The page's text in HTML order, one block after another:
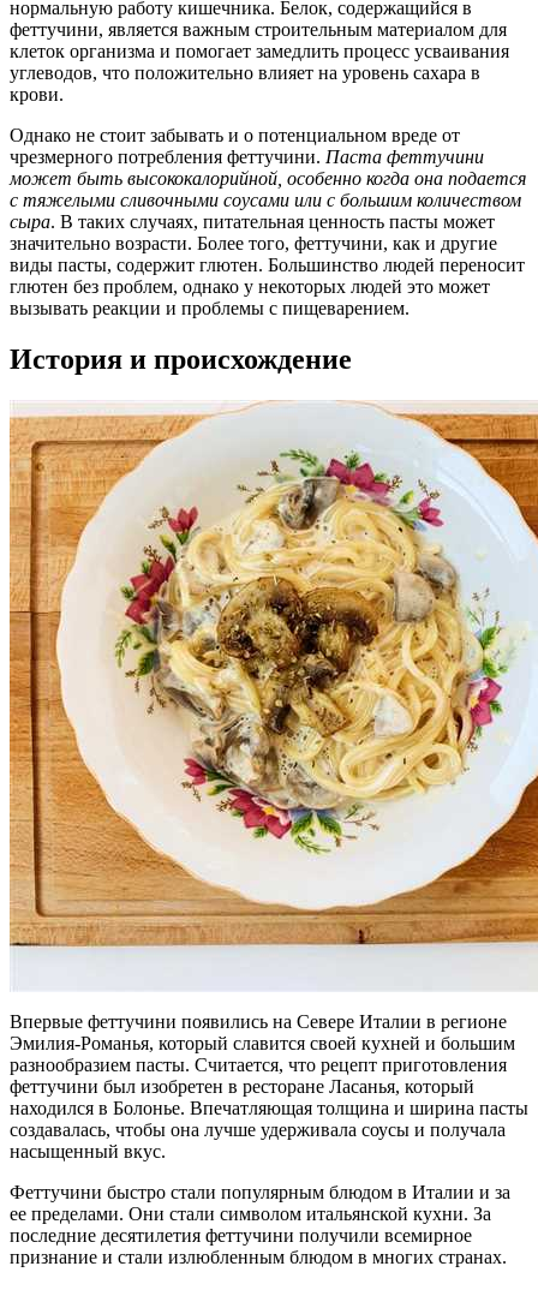
нормальную работу кишечника. Белок, содержащийся в
феттучини, является важным строительным материалом для
клеток организма и помогает замедлить процесс усваивания
углеводов, что положительно влияет на уровень сахара в
крови.
Однако не стоит забывать и о потенциальном вреде от
чрезмерного потребления феттучини. Паста феттучини
может быть высококалорийной, особенно когда она подается
с тяжелыми сливочными соусами или с большим количеством
сыра. В таких случаях, питательная ценность пасты может
значительно возрасти. Более того, феттучини, как и другие
виды пасты, содержит глютен. Большинство людей переносит
глютен без проблем, однако у некоторых людей это может
вызывать реакции и проблемы с пищеварением.
История и происхождение
Впервые феттучини появились на Севере Италии в регионе
Эмилия-Романья, который славится своей кухней и большим
разнообразием пасты. Считается, что рецепт приготовления
феттучини был изобретен в ресторане Ласанья, который
находился в Болонье. Впечатляющая толщина и ширина пасты
создавалась, чтобы она лучше удерживала соусы и получала
насыщенный вкус.
Феттучини быстро стали популярным блюдом в Италии и за
ее пределами. Они стали символом итальянской кухни. За
последние десятилетия феттучини получили всемирное
признание и стали излюбленным блюдом в многих странах.